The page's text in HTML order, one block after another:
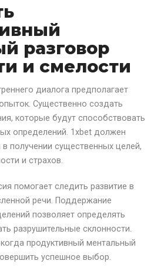
разговор
и смелости
диалога предполагает
Существенно создать
которые будут способствовать
определений. 1xbet должен
получении существенных целей,
и страхов.
помогает следить развитие в
речи. Поддержание
позволяет определять
разрушительные склонности.
продуктивный ментальный
успешное выбор.